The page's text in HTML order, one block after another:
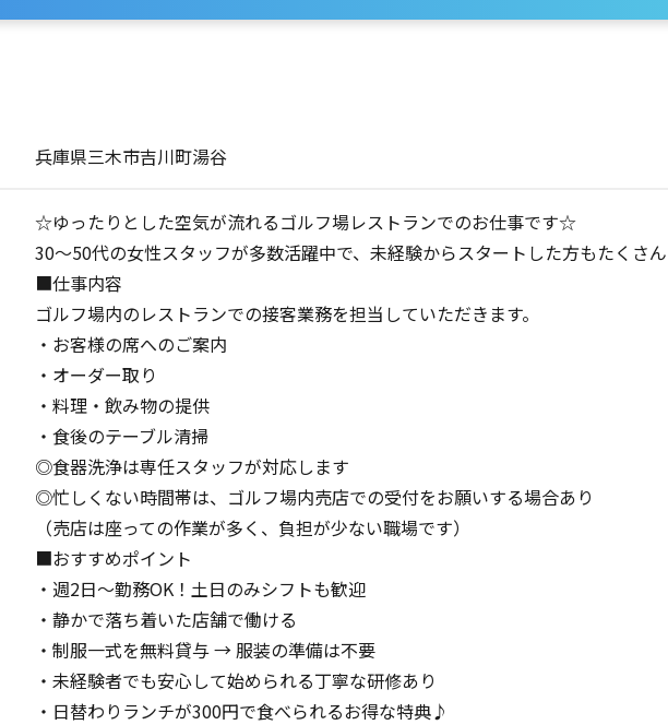
兵庫県三木市吉川町湯谷
☆ゆったりとした空気が流れるゴルフ場レストランでのお仕事です☆
30～50代の女性スタッフが多数活躍中で、未経験からスタートした方もたくさ
■仕事内容
ゴルフ場内のレストランでの接客業務を担当していただきます。
・お客様の席へのご案内
・オーダー取り
・料理・飲み物の提供
・食後のテーブル清掃
◎食器洗浄は専任スタッフが対応します
◎忙しくない時間帯は、ゴルフ場内売店での受付をお願いする場合あり
（売店は座っての作業が多く、負担が少ない職場です）
■おすすめポイント
・週2日～勤務OK！土日のみシフトも歓迎
・静かで落ち着いた店舗で働ける
・制服一式を無料貸与 → 服装の準備は不要
・未経験者でも安心して始められる丁寧な研修あり
・日替わりランチが300円で食べられるお得な特典♪